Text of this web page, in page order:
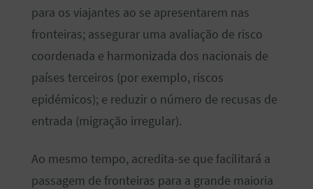
para os viajantes ao se apresentarem nas
fronteiras; assegurar uma avaliação de risco
coordenada e harmonizada dos nacionais de
países terceiros (por exemplo, riscos
epidémicos); e reduzir o número de recusas de
entrada (migração irregular).
Ao mesmo tempo, acredita-se que facilitará a
passagem de fronteiras para a grande maioria